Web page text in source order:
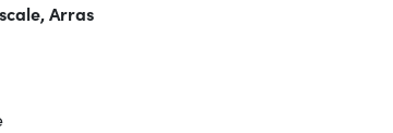
Arras